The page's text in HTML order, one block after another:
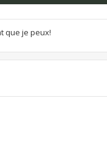
que je peux!